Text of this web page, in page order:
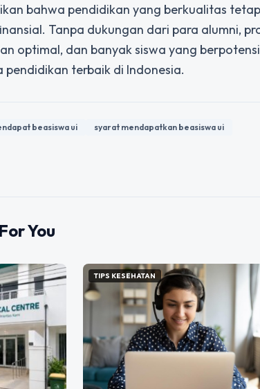
bahwa pendidikan yang berkualitas
Tanpa dukungan dari para alumni,
optimal, dan banyak siswa yang
terbaik di Indonesia.
beasiswa ui syarat mendapatkan beasiswa ui
You
TIPS KESEHATAN